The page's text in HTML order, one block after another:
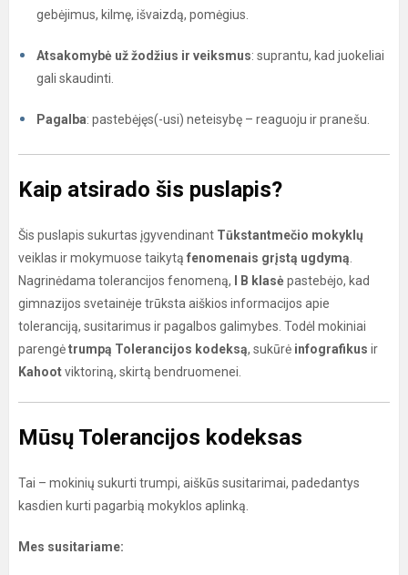
gebėjimus, kilmę, išvaizdą, pomėgius.
Atsakomybė už žodžius ir veiksmus: suprantu, kad juokeliai
gali skaudinti.
Pagalba: pastebėjęs(-usi) neteisybę – reaguoju ir pranešu.
Kaip atsirado šis puslapis?
Šis puslapis sukurtas įgyvendinant Tūkstantmečio mokyklų
veiklas ir mokymuose taikytą fenomenais grįstą ugdymą
Nagrinėdama tolerancijos fenomeną,
I B klasėpastebėjo, kad
gimnazijos svetainėje trūksta aiškios informacijos apie
toleranciją, susitarimus ir pagalbos galimybes. Todėl mokiniai
parengėtrumpą Tolerancijos kodeksą, sukūrė infografikus ir
Kahootviktoriną, skirtą bendruomenei.
Mūsų Tolerancijos kodeksas
Tai – mokinių sukurti trumpi, aiškūs susitarimai, padedantys
kasdien kurti pagarbią mokyklos aplinką.
Mes susitariame: